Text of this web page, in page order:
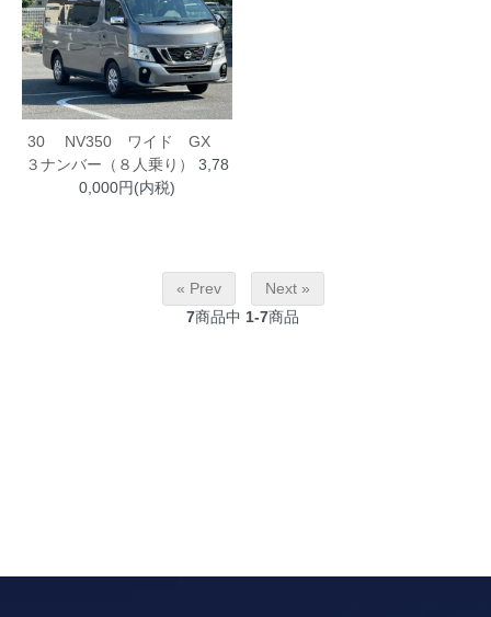
30 NV350 ワイド GX
３ナンバー（８人乗り）
3,78
0,000円(内税)
« Prev
Next »
7商品中 1-7商品